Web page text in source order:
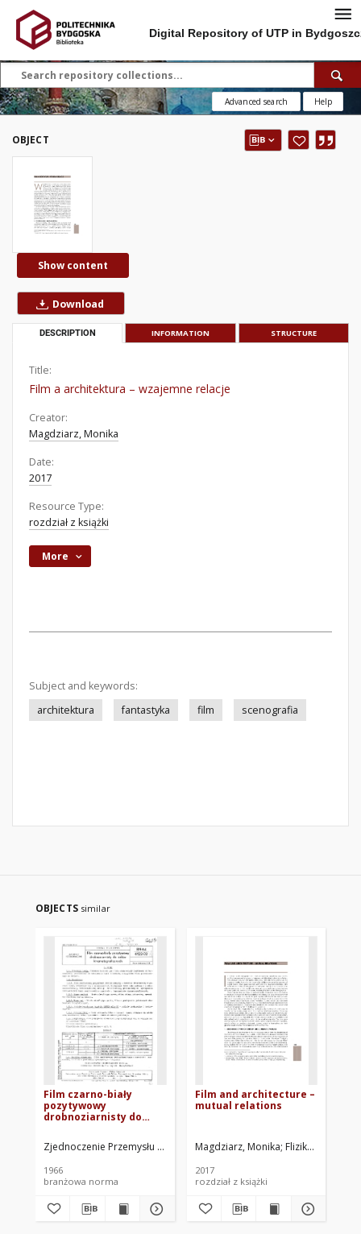
Digital Repository of UTP in
Advanced search Help
OBJECT
Show content
Download
DESCRIPTION INFORMATION STRUCTURE
Title:
Film a architektura – wzajemne relacje
Creator:
Magdziarz, Monika
Date:
2017
Resource Type:
rozdział z książki
More
Subject and keywords:
architektura
fantastyka film scenografia
OBJECTS similar
Film czarno-biały
pozytywowy
drobnoziarnisty do
kinematograficznych
BN-64/6122-02
Zjednoczenie Przemysłu Włókien Sztucznych. Oprac.
1966
branżowa norma
Film and architecture –
mutual relations
Magdziarz, Monika Flizikowski,
2017
rozdział z książki